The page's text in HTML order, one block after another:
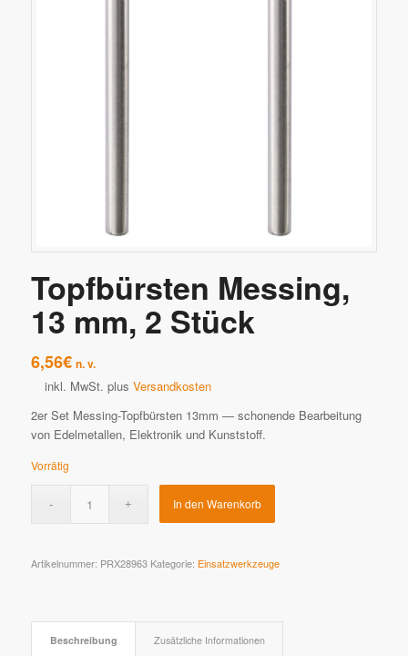
Topfbürsten Messing,
13 mm, 2 Stück
6,56€ n. v.
inkl. MwSt. plus Versandkosten
2er Set Messing-Topfbürsten 13mm — schonende Bearbeitung
von Edelmetallen, Elektronik und Kunststoff.
Vorrätig
In den Warenkorb
Artikelnummer: PRX28963 Kategorie: Einsatzwerkzeuge
Beschreibung Zusätzliche Informationen